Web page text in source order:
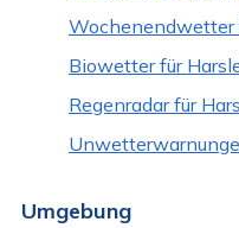
Wochenendwetter
Biowetter für
Regenradar für
Umgebung